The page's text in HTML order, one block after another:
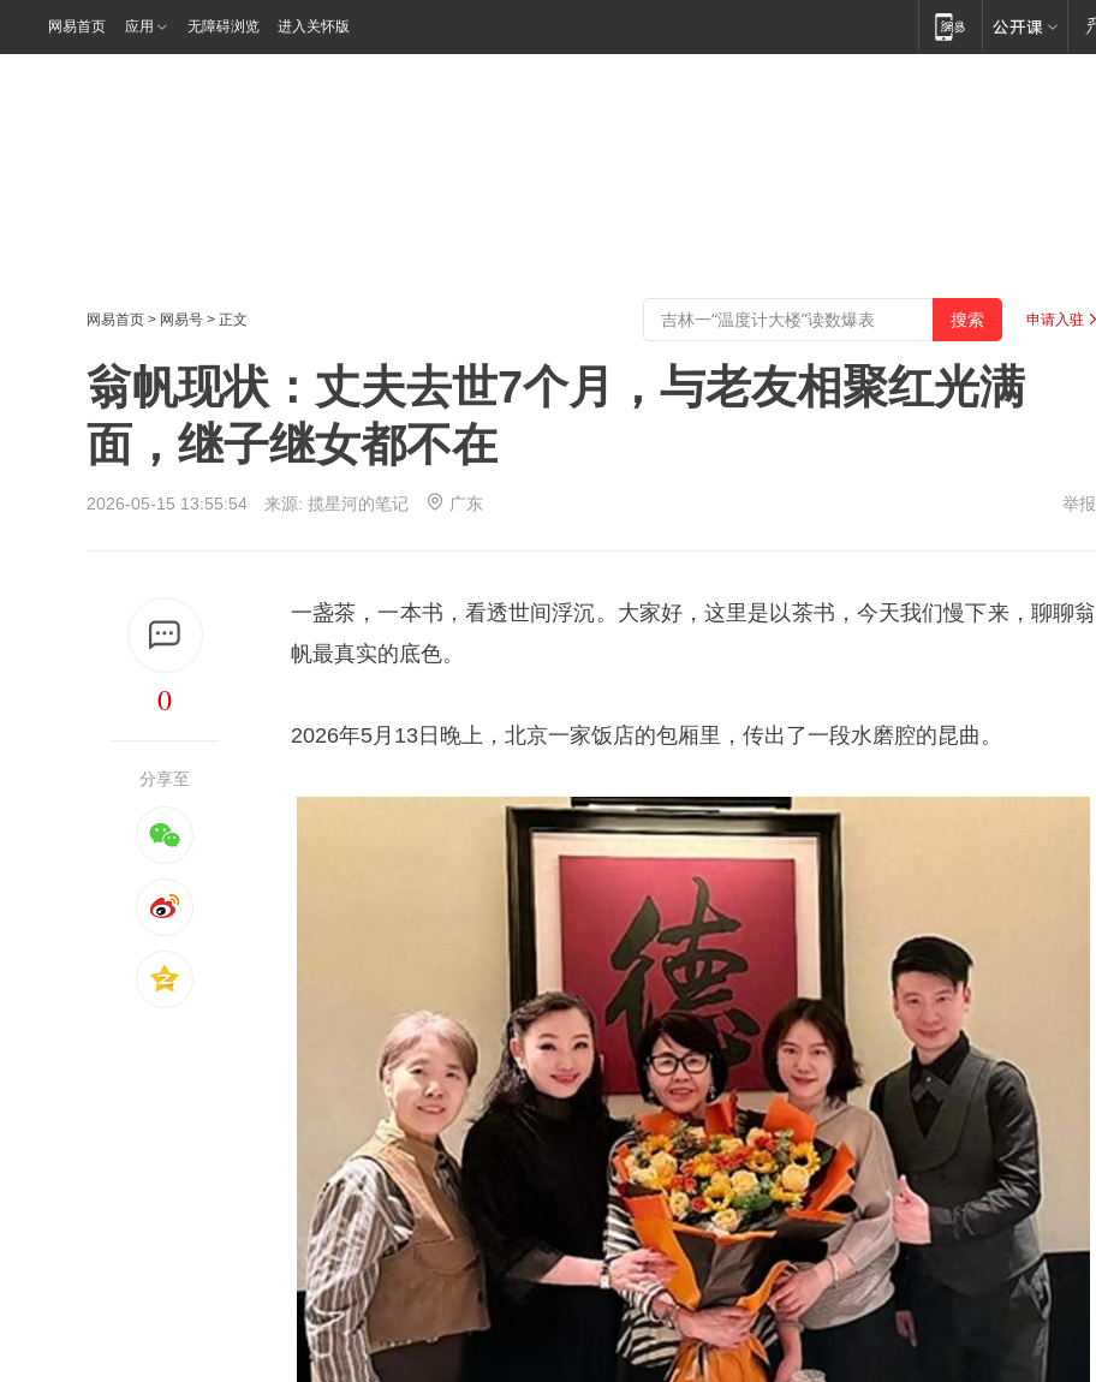
网易首页 应用 无障碍浏览 进入关怀版
网易首页 > 网易号 > 正文 申请入驻
翁帆现状：丈夫去世7个月，与老友相聚红光满
面，继子继女都不在
2026-05-15 13:55:54 来源: 揽星河的笔记 广东 举报
0
分享至
一盏茶，一本书，看透世间浮沉。大家好，这里是以茶书，今天我们慢下来，聊聊翁
帆最真实的底色。
2026年5月13日晚上，北京一家饭店的包厢里，传出了一段水磨腔的昆曲。